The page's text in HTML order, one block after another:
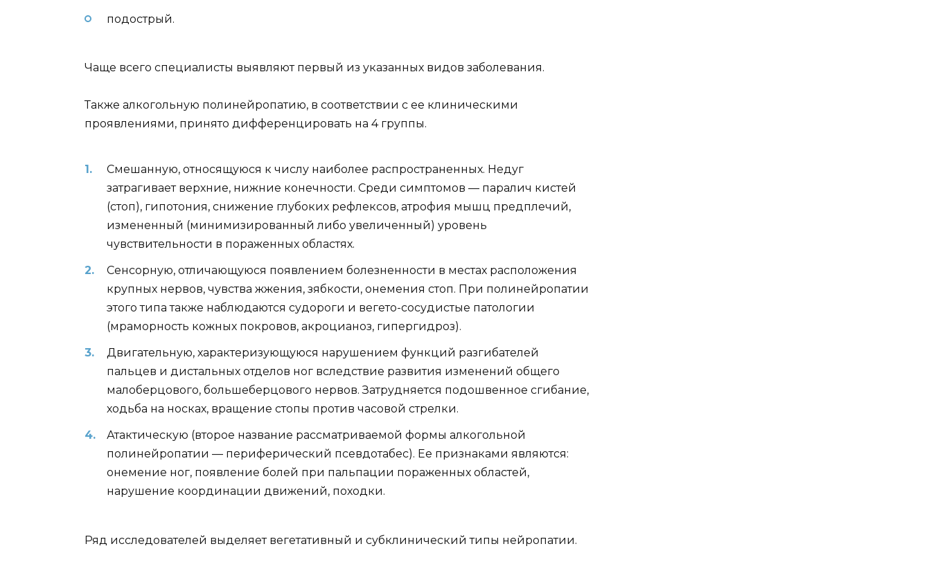
подострый.
Чаще всего специалисты выявляют первый из указанных видов заболевания.
Также алкогольную полинейропатию, в соответствии с ее клиническими
проявлениями, принято дифференцировать на 4 группы.
Смешанную, относящуюся к числу наиболее распространенных. Недуг
затрагивает верхние, нижние конечности. Среди симптомов — паралич кистей
(стоп), гипотония, снижение глубоких рефлексов, атрофия мышц предплечий,
измененный (минимизированный либо увеличенный) уровень
чувствительности в пораженных областях.
Сенсорную, отличающуюся появлением болезненности в местах расположения
крупных нервов, чувства жжения, зябкости, онемения стоп. При полинейропатии
этого типа также наблюдаются судороги и вегето-сосудистые патологии
(мраморность кожных покровов, акроцианоз, гипергидроз).
Двигательную, характеризующуюся нарушением функций разгибателей
пальцев и дистальных отделов ног вследствие развития изменений общего
малоберцового, большеберцового нервов. Затрудняется подошвенное сгибание,
ходьба на носках, вращение стопы против часовой стрелки.
Атактическую (второе название рассматриваемой формы алкогольной
полинейропатии — периферический псевдотабес). Ее признаками являются:
онемение ног, появление болей при пальпации пораженных областей,
нарушение координации движений, походки.
Ряд исследователей выделяет вегетативный и субклинический типы нейропатии.